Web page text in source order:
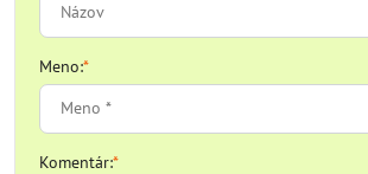
Meno:*
Komentár:*